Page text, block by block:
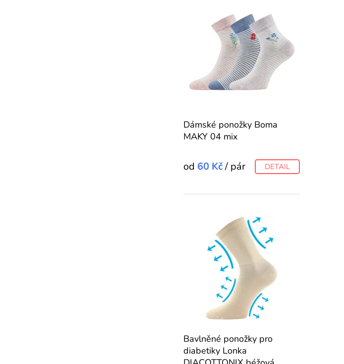
Dámské ponožky Boma
MAKY 04 mix
od 60 Kč/ pár DETAIL
Bavlněné ponožky pro
diabetiky Lonka